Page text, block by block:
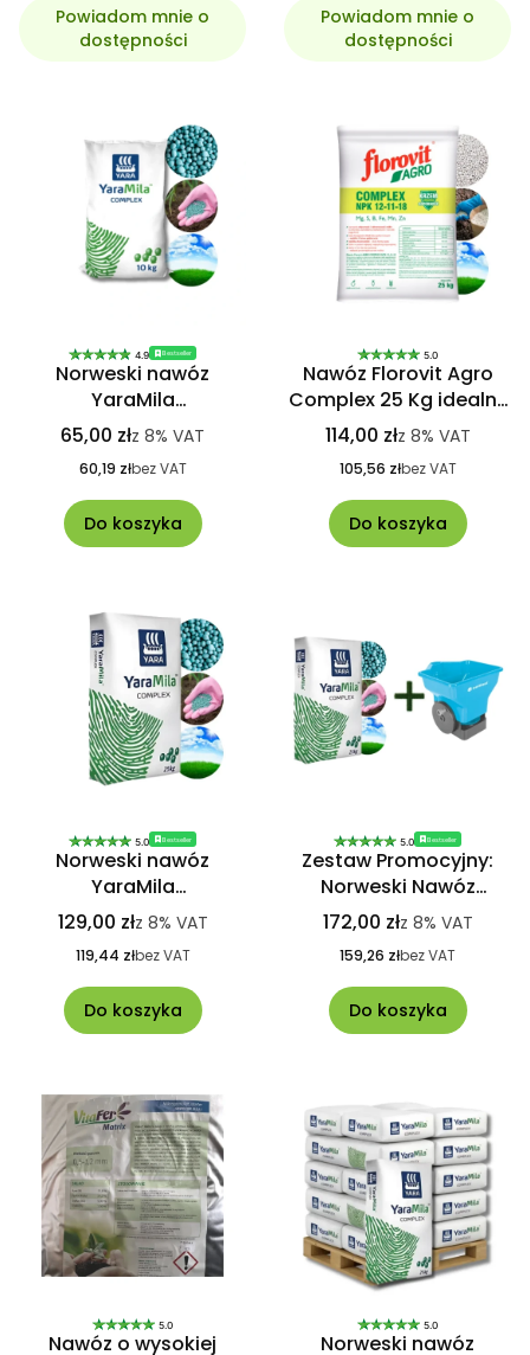
Powiadom mnie o
dostępności
Powiadom mnie o
dostępności
4.9 Bestseller
Norweski nawóz
YaraMila
HYDROCOMPLEX 10 Kg
idealny na trawniki
65,00 złz 8% VAT
60,19 złbez VAT
Do koszyka
5.0
Nawóz Florovit Agro
Complex 25 Kg idealny
na tereny zielone
HYDROCOMPLEX
114,00 złz 8% VAT
105,56 złbez VAT
Do koszyka
5.0 Bestseller
Norweski nawóz
YaraMila
HYDROCOMPLEX 25 Kg
idealny na trawniki
129,00 złz 8% VAT
119,44 złbez VAT
Do koszyka
5.0 Bestseller
Zestaw Promocyjny:
Norweski Nawóz
YaraMila
HYDROCOMPLEX 25 Kg
+ Siewnik CELLFAST
172,00 złz 8% VAT
159,26 złbez VAT
Do koszyka
5.0
Nawóz o wysokiej
5.0
Norweski nawóz